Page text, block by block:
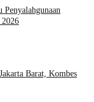
Penyalahgunaan
2026
Barat, Kombes